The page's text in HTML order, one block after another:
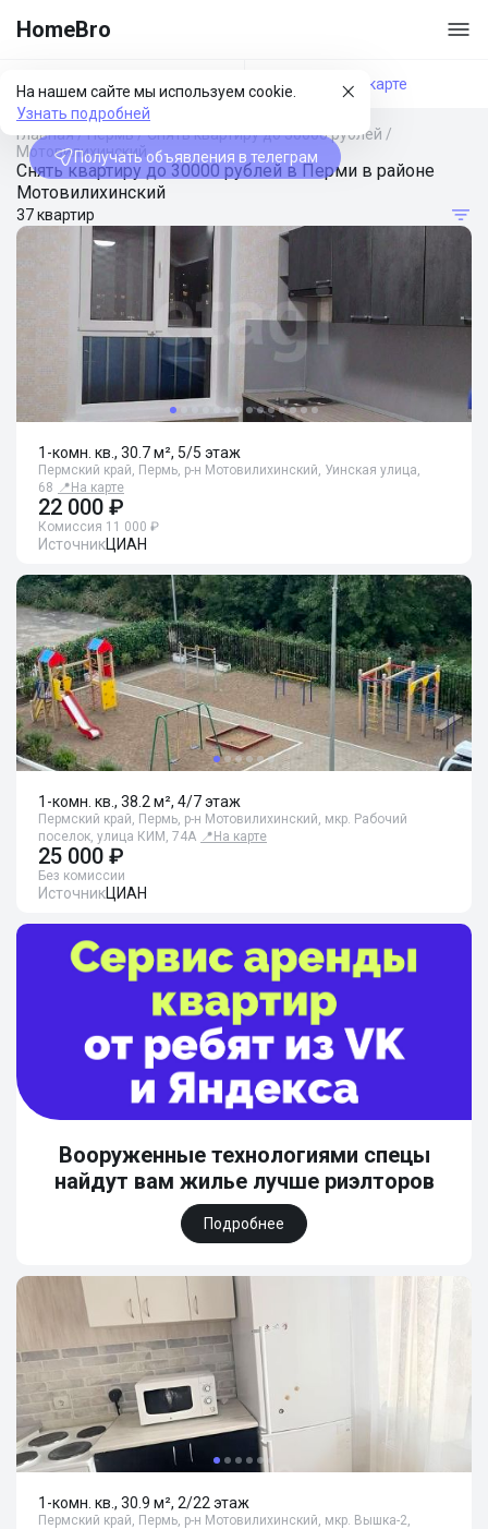
HomeBro
На нашем сайте мы используем cookie.
Узнать подробней
Получать объявления в телеграм
Фильтры На карте
Главная/Пермь/Снять квартиру до 30000 рублей /
Мотовилихинский
Снять квартиру до 30000 рублей в Перми в районе
Мотовилихинский
37 квартир
1-комн. кв., 30.7 м², 5/5 этаж
Пермский край, Пермь, р-н Мотовилихинский, Уинская улица,
68 📍 На карте
22 000 ₽
Комиссия 11 000 ₽
ИсточникЦИАН
1-комн. кв., 38.2 м², 4/7 этаж
Пермский край, Пермь, р-н Мотовилихинский, мкр. Рабочий
поселок, улица КИМ, 74А 📍 На карте
25 000 ₽
Без комиссии
ИсточникЦИАН
Вооруженные технологиями спецы
найдут вам жилье лучше риэлторов
Подробнее
1-комн. кв., 30.9 м², 2/22 этаж
Пермский край, Пермь, р-н Мотовилихинский, мкр. Вышка-2,